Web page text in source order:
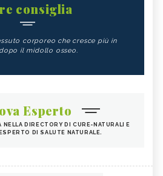
consiglia
corporeo che cresce più in
il midollo osseo.
Esperto
NELLA DIRECTORY DI CURE-NATURALI E
DI SALUTE NATURALE.